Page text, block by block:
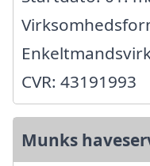
CVR: 43191993
Munks